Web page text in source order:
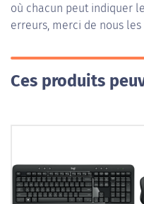
où chacun peut indiquer
erreurs, merci de nous les
Ces produits